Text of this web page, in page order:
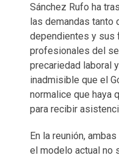
Sánchez Rufo ha
las demandas tanto
dependientes y sus
profesionales del
precariedad laboral
inadmisible que el
normalice que haya
para recibir
En la reunión,
el modelo actual no